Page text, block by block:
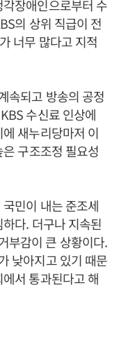
장애인으로부터 수
의 상위 직급이 전
너무 많다고 지적
속되고 방송의 공정
수신료 인상에
새누리당마저 이
구조조정 필요성
민이 내는 준조세
다. 더구나 지속된
부감이 큰 상황이다.
낮아지고 있기 때문
서 통과된다고 해